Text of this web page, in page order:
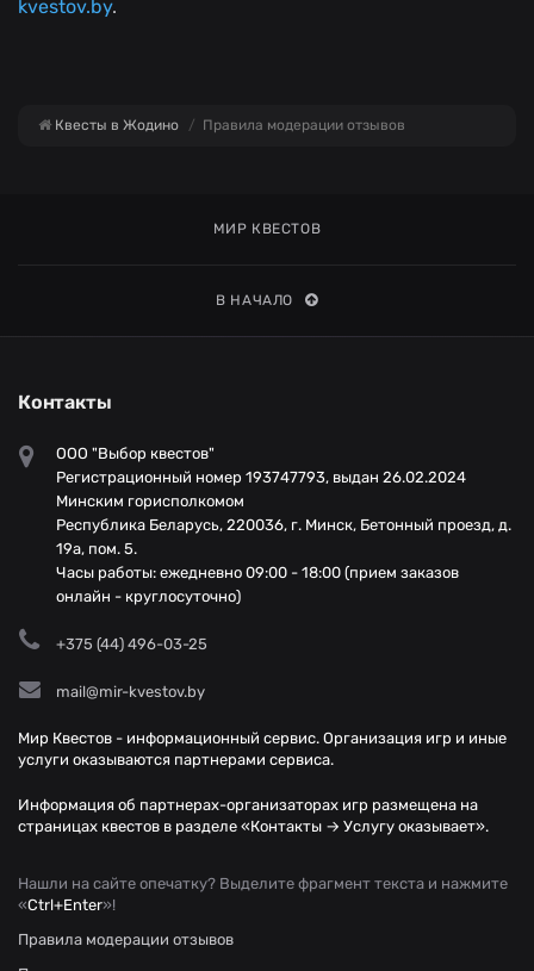
kvestov.by.
Квесты в Жодино Правила модерации отзывов
МИР КВЕСТОВ
В НАЧАЛО
Контакты
ООО "Выбор квестов"
Регистрационный номер 193747793, выдан 26.02.2024
Минским горисполкомом
Республика Беларусь, 220036, г. Минск, Бетонный проезд, д.
19а, пом. 5.
Часы работы: ежедневно 09:00 - 18:00 (прием заказов
онлайн - круглосуточно)
+375 (44) 496-03-25
mail@mir-kvestov.by
Мир Квестов - информационный сервис. Организация игр и иные
услуги оказываются партнерами сервиса.
Информация об партнерах-организаторах игр размещена на
страницах квестов в разделе «Контакты → Услугу оказывает».
Нашли на сайте опечатку? Выделите фрагмент текста и нажмите
«Ctrl+Enter»!
Правила модерации отзывов